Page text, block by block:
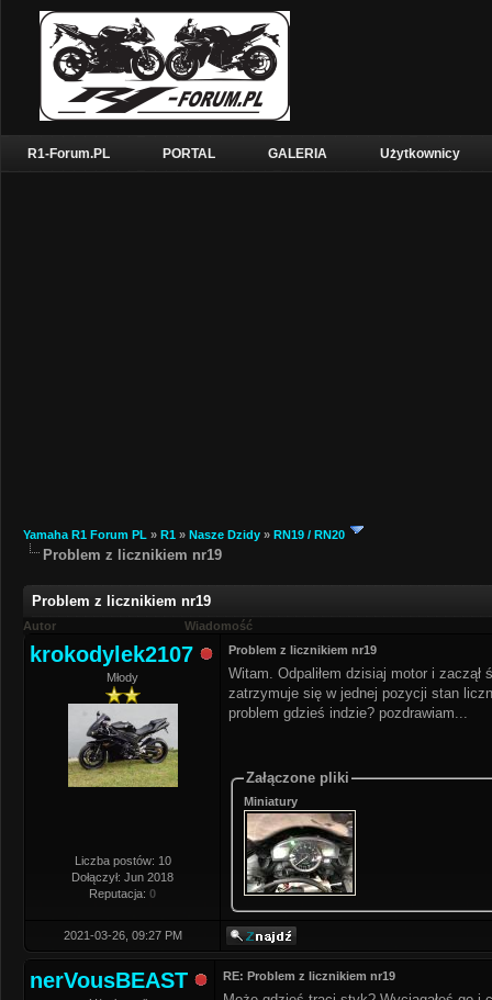
R1-Forum.PL PORTAL GALERIA Użytkownicy
Yamaha R1 Forum PL » R1 » Nasze Dzidy » RN19 / RN20
Problem z licznikiem nr19
Problem z licznikiem nr19
Autor Wiadomość
krokodylek2107
Młody
Liczba postów: 10
Dołączył: Jun 2018
Reputacja: 0
Problem z licznikiem nr19
Witam. Odpaliłem dzisiaj motor i
zatrzymuje się w jednej pozycji stan
problem gdzieś indzie? pozdrawiam...
Załączone pliki
Miniatury
2021-03-26, 09:27 PM
nerVousBEAST RE: Problem z licznikiem nr19